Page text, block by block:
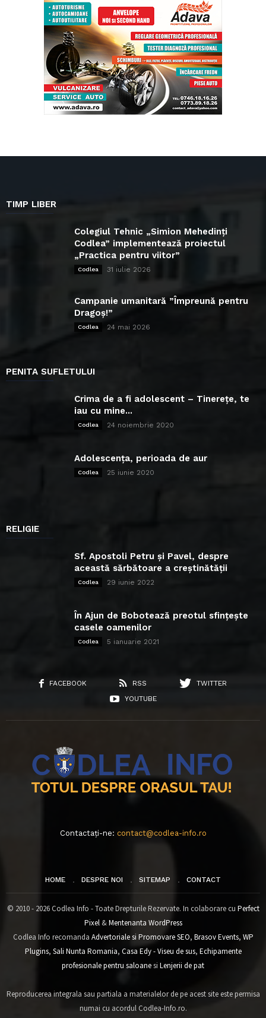
TIMP LIBER
Colegiul Tehnic „Simion Mehedinți
Codlea” implementează proiectul
„Practica pentru viitor”
Codlea 31 iulie 2026
Campanie umanitară ”Împreună pentru
Dragoș!”
Codlea 24 mai 2026
PENITA SUFLETULUI
Crima de a fi adolescent – Tinerețe, te
iau cu mine...
Codlea 24 noiembrie 2020
Adolescența, perioada de aur
Codlea 25 iunie 2020
RELIGIE
Sf. Apostoli Petru și Pavel, despre
această sărbătoare a creștinătății
Codlea 29 iunie 2022
În Ajun de Bobotează preotul sfințește
casele oamenilor
Codlea 5 ianuarie 2021
FACEBOOK RSS
TWITTER
YOUTUBE
Contactați-ne: contact@codlea-info.ro
HOME DESPRE NOI SITEMAP CONTACT
© 2010 - 2026 Codlea Info - Toate Drepturile Rezervate. In colaborare cu Perfect
Pixel&Mentenanta WordPress
Codlea Info recomanda Advertoriale si Promovare SEO, Brasov Events, WP
Plugins, Sali Nunta Romania, Casa Edy - Viseu de sus, Echipamente
profesionale pentru saloanesi Lenjerii de pat
Reproducerea integrala sau partiala a materialelor de pe acest site este permisa
numai cu acordul Codlea-Info.ro.